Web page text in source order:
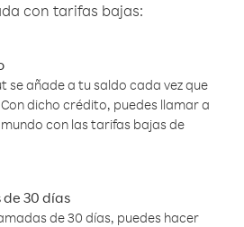
con tarifas bajas:
se añade a tu saldo cada vez que
dicho crédito, puedes llamar a
con las tarifas bajas de
30 días
de 30 días, puedes hacer